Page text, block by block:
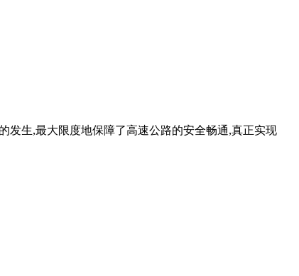
发生,最大限度地保障了高速公路的安全畅通,真正实现